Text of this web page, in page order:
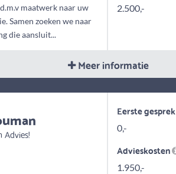
maatwerk naar uw
Samen zoeken we naar
die aansluit...
2.500,-
Meer informatie
Advies!
Eerste gesprek
0,-
Advieskosten
1.950,-